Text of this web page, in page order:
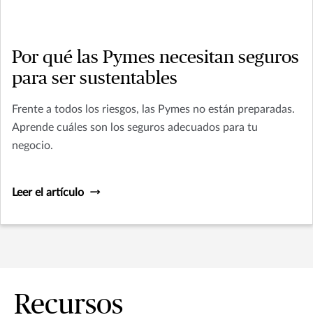
Por qué las Pymes necesitan seguros
para ser sustentables
Frente a todos los riesgos, las Pymes no están preparadas.
Aprende cuáles son los seguros adecuados para tu
negocio.
Leer el artículo
Recursos